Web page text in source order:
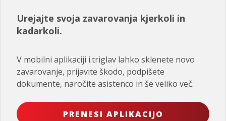
Urejajte svoja zavarovanja kjerkoli in
kadarkoli.
V mobilni aplikaciji i.triglav lahko sklenete novo
zavarovanje, prijavite škodo, podpišete
dokumente, naročite asistenco in še veliko več.
PRENESI APLIKACIJO